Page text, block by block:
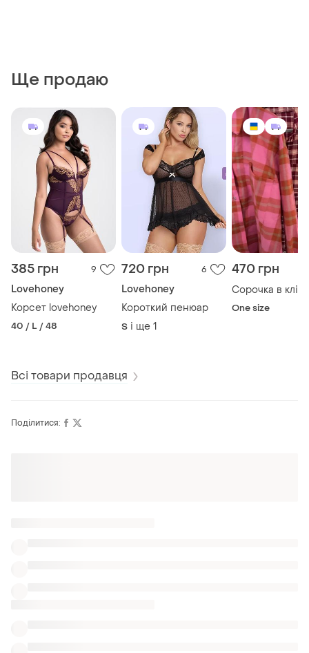
Ще продаю
385 грн 9
Lovehoney
Корсет lovehoney
40 / L / 48
720 грн 6
Lovehoney
Короткий пенюар
S і ще 1
470 грн
Сорочка в
One size
Всі товари продавця
Поділитися: